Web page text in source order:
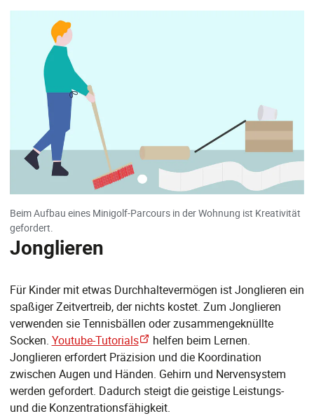
Beim Aufbau eines Minigolf-Parcours in der Wohnung ist Kreativität
gefordert.
Jonglieren
Für Kinder mit etwas Durchhaltevermögen ist Jonglieren ein
spaßiger Zeitvertreib, der nichts kostet. Zum Jonglieren
verwenden sie Tennisbällen oder zusammengeknüllte
Socken. Youtube-Tutorials
helfen beim Lernen.
Jonglieren erfordert Präzision und die Koordination
zwischen Augen und Händen. Gehirn und Nervensystem
werden gefordert. Dadurch steigt die geistige Leistungs-
und die Konzentrationsfähigkeit.